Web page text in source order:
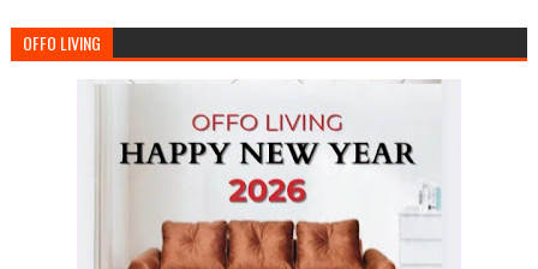
OFFO LIVING